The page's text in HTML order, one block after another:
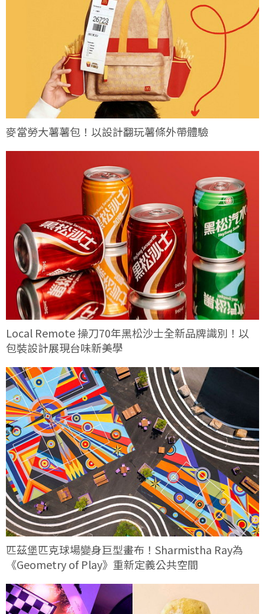
麥當勞大薯薯包！以設計翻玩薯條外帶體驗
Local Remote 操刀70年黑松沙士全新品牌識別！以
包裝設計展現台味新美學
匹茲堡匹克球場變身巨型畫布！Sharmistha Ray為
《Geometry of Play》重新定義公共空間